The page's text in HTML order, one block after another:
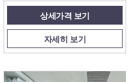
상세가격 보기
자세히 보기